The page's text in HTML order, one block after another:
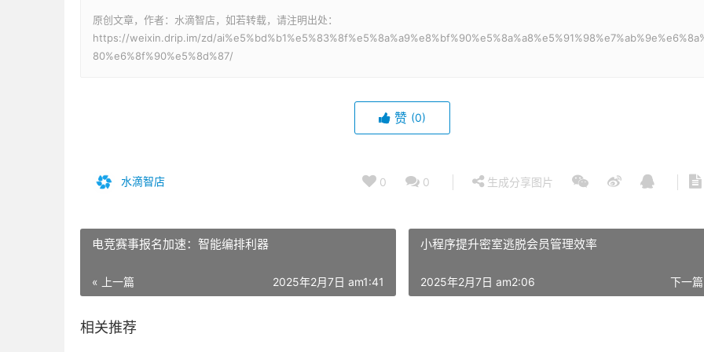
原创文章，作者：水滴智店，如若转载，请注明出处：
https://weixin.drip.im/zd/
80%e6%8f%90%e5%8d%87/
赞 (0)
水滴智店 0 0 生成分享图片
电竞赛事报名加速：智能编排利器
« 上一篇 2025年2月7日 am1:41
小程序提升密室逃脱会员管理效率
下一
2025年2月7日 am2:06
相关推荐